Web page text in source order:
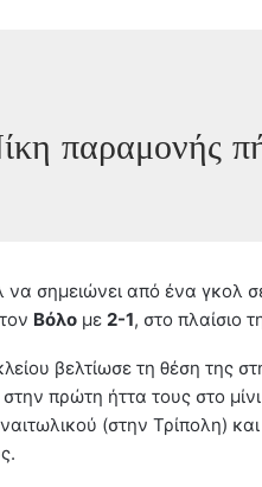
παραμονής
να σημειώνει από ένα γκολ
Βόλο με 2-1, στο πλαίσιο
βελτίωσε τη θέση της
πρώτη ήττα τους στο
(στην Τρίπολη)